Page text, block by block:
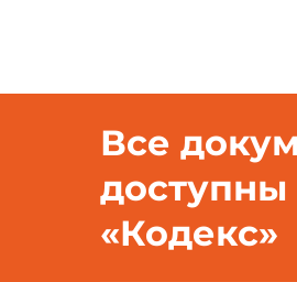
Все
доступны
«Кодекс»